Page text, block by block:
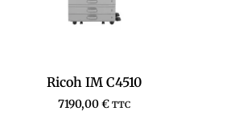
Ricoh IM C4510
7190,00€ TTC